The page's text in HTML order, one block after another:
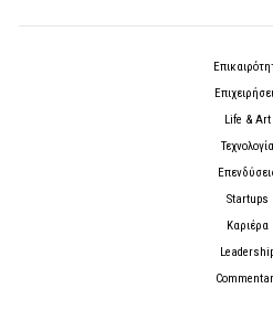
Life & Art
Τεχνολογία
Startups
Καριέρα